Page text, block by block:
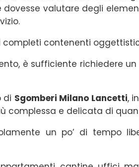
valutare degli
contenenti
è sufficiente richiedere
di Sgomberi Milano Lancetti,
complessa e delicata di
un po’ di tempo